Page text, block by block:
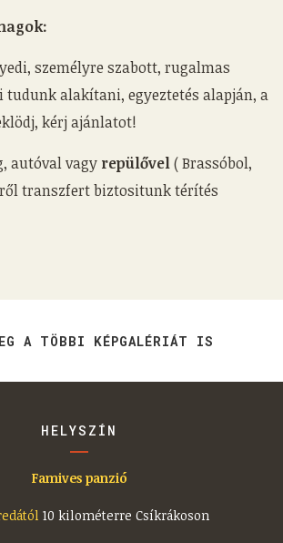
személyre szabott, rugalmas
tudunk alakítani, egyeztetés alapján, a
kérj ajánlatot!
autóval vagy repülővel( Brassóbol,
transzfert biztositunk térítés
A TÖBBI KÉPGALÉRIÁT IS
HELYSZÍN
Famives panzió
10 kilométerre Csíkrákoson